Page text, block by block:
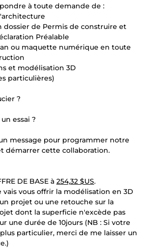
à toute demande de :
de Permis de construire et
Préalable
ou maquette numérique en toute
et modélisation 3D
particulières)
?
essai ?
message pour programmer notre
démarrer cette collaboration.
DE BASE à 254,32 $US.
vais vous offrir la modélisation en 3D
projet ou une retouche sur la
dont la superficie n'excède pas
une durée de 10jours (NB : Si votre
particulier, merci de me laisser un